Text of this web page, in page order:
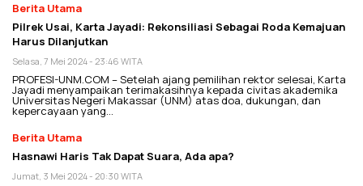
Berita Utama
Pilrek Usai, Karta Jayadi: Rekonsiliasi Sebagai Roda Kemajuan
Harus Dilanjutkan
Selasa, 7 Mei 2024 - 23:46 WITA
PROFESI-UNM.COM – Setelah ajang pemilihan rektor selesai, Karta
Jayadi menyampaikan terimakasihnya kepada civitas akademika
Universitas Negeri Makassar (UNM) atas doa, dukungan, dan
kepercayaan yang…
Berita Utama
Hasnawi Haris Tak Dapat Suara, Ada apa?
Jumat, 3 Mei 2024 - 20:30 WITA